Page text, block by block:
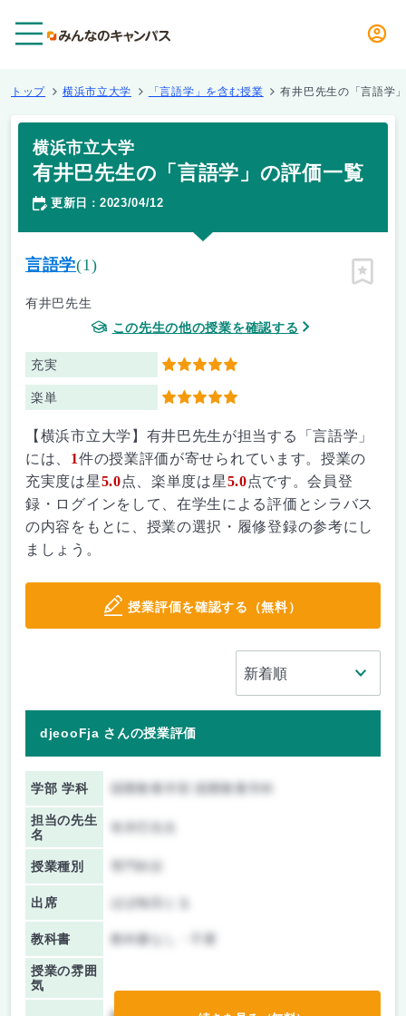
トップ 横浜市立大学 「言語学」を含む授業 有井巴先生の「言語学
横浜市立大学
有井巴先生の「言語学」の評価一覧
更新日 ： 2023/04/12
言語学(1)
有井巴先生
この先生の他の授業を確認する
充実 5
楽単 5
ピン留
【横浜市立大学】有井巴先生が担当する「言語学」
には、 1件の授業評価が寄せられています。授業の
充実度は星5.0点、楽単度は星5.0点です。会員登
録・ログインをして、在学生による評価とシラバス
の内容をもとに、授業の選択・履修登録の参考にし
ましょう。
授業評価を確認する（無料）
djeooFja さんの授業評価
学部 学科 国際教養学部 国際教養学科
担当の先生
名
授業種別
出席 ほぼ毎回とる
教科書 教科書なし・不要
授業の雰囲
気